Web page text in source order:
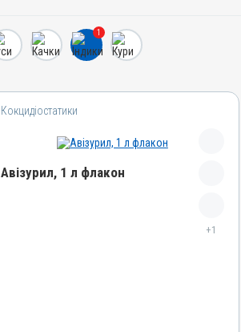
1
Кокцидіостатики
Авізурил, 1 л флакон
+1